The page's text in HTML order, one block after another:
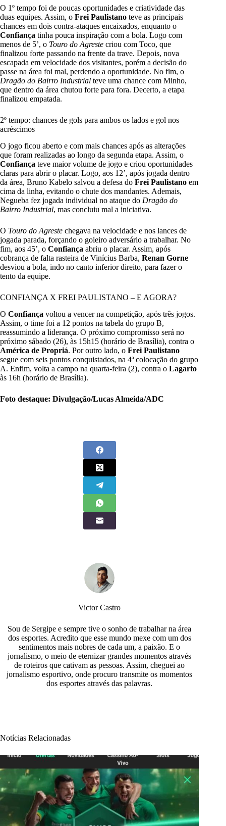
O 1º tempo foi de poucas oportunidades e criatividade das
duas equipes. Assim, o Frei Paulistano teve as principais
chances em dois contra-ataques encaixados, enquanto o
Confiança tinha pouca inspiração com a bola. Logo com
menos de 5’, o Touro do Agreste criou com Toco, que
finalizou forte passando na frente da trave. Depois, nova
escapada em velocidade dos visitantes, porém a decisão do
passe na área foi mal, perdendo a oportunidade. No fim, o
Dragão do Bairro Industrial teve uma chance com Minho,
que dentro da área chutou forte para fora. Decerto, a etapa
finalizou empatada.
2º tempo: chances de gols para ambos os lados e gol nos
acréscimos
O jogo ficou aberto e com mais chances após as alterações
que foram realizadas ao longo da segunda etapa. Assim, o
Confiança teve maior volume de jogo e criou oportunidades
claras para abrir o placar. Logo, aos 12’, após jogada dentro
da área, Bruno Kabelo salvou a defesa do Frei Paulistano em
cima da linha, evitando o chute dos mandantes. Ademais,
Negueba fez jogada individual no ataque do Dragão do
Bairro Industrial, mas concluiu mal a iniciativa.
O Touro do Agreste chegava na velocidade e nos lances de
jogada parada, forçando o goleiro adversário a trabalhar. No
fim, aos 45’, o Confiança abriu o placar. Assim, após
cobrança de falta rasteira de Vinícius Barba, Renan Gorne
desviou a bola, indo no canto inferior direito, para fazer o
tento da equipe.
CONFIANÇA X FREI PAULISTANO – E AGORA?
O Confiança voltou a vencer na competição, após três jogos.
Assim, o time foi a 12 pontos na tabela do grupo B,
reassumindo a liderança. O próximo compromisso será no
próximo sábado (26), às 15h15 (horário de Brasília), contra o
América de Propriá. Por outro lado, o Frei Paulistano
segue com seis pontos conquistados, na 4ª colocação do grupo
A. Enfim, volta a campo na quarta-feira (2), contra o Lagarto
às 16h (horário de Brasília).
Foto destaque: Divulgação/Lucas Almeida/ADC
Victor Castro
Sou de Sergipe e sempre tive o sonho de trabalhar na área
dos esportes. Acredito que esse mundo mexe com um dos
sentimentos mais nobres de cada um, a paixão. E o
jornalismo, o meio de eternizar grandes momentos através
de roteiros que cativam as pessoas. Assim, cheguei ao
jornalismo esportivo, onde procuro transmite os momentos
dos esportes através das palavras.
Notícias Relacionadas